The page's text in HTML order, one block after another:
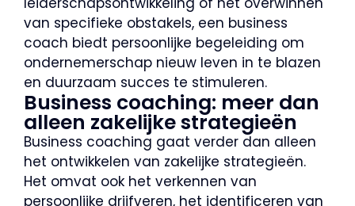
van specifieke obstakels, een business
coach biedt persoonlijke begeleiding om
ondernemerschap nieuw leven in te blazen
en duurzaam succes te stimuleren.
Business coaching: meer dan
alleen zakelijke strategieën
Business coaching gaat verder dan alleen
het ontwikkelen van zakelijke strategieën.
Het omvat ook het verkennen van
persoonlijke drijfveren, het identificeren van